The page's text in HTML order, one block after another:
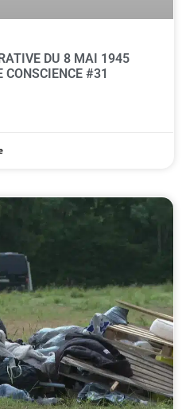
DU 8 MAI 1945
#31